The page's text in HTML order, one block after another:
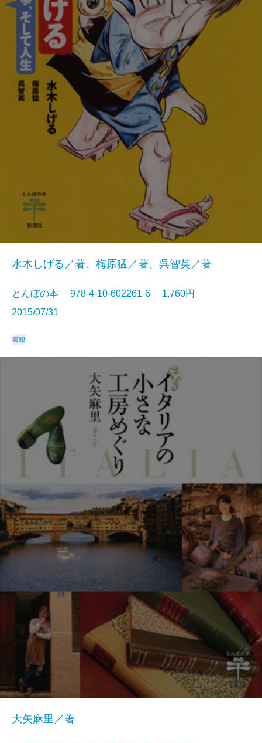
水木しげる／著、梅原猛／著、呉智英／著
とんぼの本 978-4-10-602261-6 1,760円
2015/07/31
書籍
大矢麻里／著